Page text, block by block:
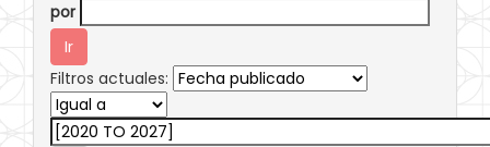
por
Filtros actuales: